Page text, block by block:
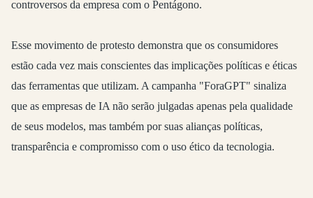
controversos da empresa com o Pentágono.
Esse movimento de protesto demonstra que os consumidores
estão cada vez mais conscientes das implicações políticas e éticas
das ferramentas que utilizam. A campanha "ForaGPT" sinaliza
que as empresas de IA não serão julgadas apenas pela qualidade
de seus modelos, mas também por suas alianças políticas,
transparência e compromisso com o uso ético da tecnologia.